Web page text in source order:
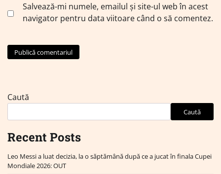
Salvează-mi numele, emailul și site-ul web în acest
navigator pentru data viitoare când o să comentez.
Caută
Caută
Recent Posts
Leo Messi a luat decizia, la o săptămână după ce a jucat în finala Cupei
Mondiale 2026: OUT